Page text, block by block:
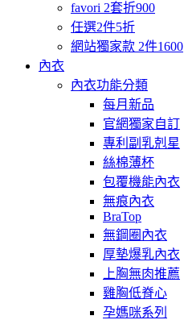
favori 2套折900
任選2件5折
網站獨家款 2件1600
內衣
內衣功能分類
每月新品
官網獨家自訂
專利副乳剋星
絲棉薄杯
包覆機能內衣
無痕內衣
BraTop
無鋼圈內衣
厚墊爆乳內衣
上胸無肉推薦
雞胸低脊心
孕媽咪系列